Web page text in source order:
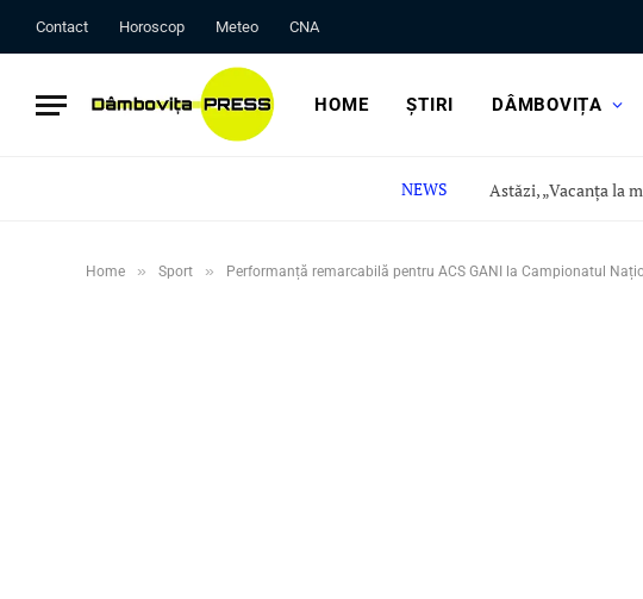
Contact Horoscop Meteo CNA
HOME ȘTIRI DÂMBOVIȚA
NEWS
Home » Sport » Performanță remarcabilă pentru ACS GANI la Campionatul